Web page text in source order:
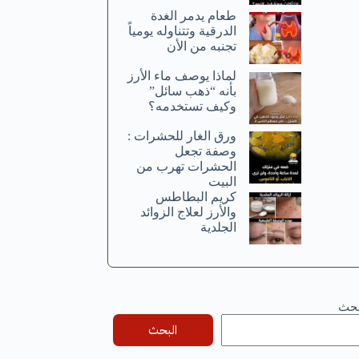
طعام يدمر الغدة
الدرقية وتتناوله يومياً
تجنبه من الأن
لماذا يوصف ماء الأرز
بأنه “ذهب سائل”
وكيف تستخدمه؟
ورق الغار للحشرات :
وصفة تجعل
الحشرات تهرب من
البيت
كريم البطاطس
والأرز لعلاج الزوائد
الجلدية
البحث